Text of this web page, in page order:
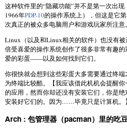
这种软件里的“隐藏功能”并不是第一次出
1966年PDP-10的操作系统上），但这是它
次真正的被众多电脑用户和游戏玩家所注意。
Linux（以及和Linux相关的软件）也没有
倍受喜爱的操作系统创作了很多非常有趣
爱的彩蛋——以及如何找到它们。
你很快就会想到这些彩蛋大多需要通过终
为终端比较酷。【我应该借此机机会提醒
的应用，然而你却还没有安装它们，你是
安装好它们的。因为……毕竟只是计算机。】
Arch : 包管理器（pacman）里的吃